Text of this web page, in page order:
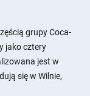
grupy Coca-
jako cztery
jest w
się w Wilnie,